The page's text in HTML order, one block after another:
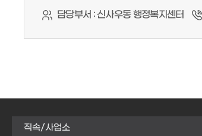
담당부서 :신사우동 행정복지센터
직속/사업소